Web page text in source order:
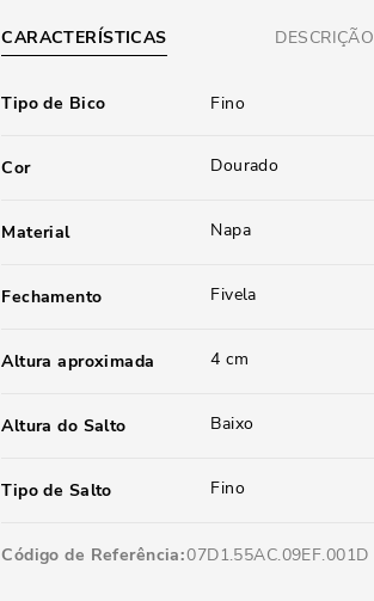
CARACTERÍSTICAS DESCRIÇÃO
Tipo de Bico Fino
Cor Dourado
Material Napa
Fechamento Fivela
Altura aproximada 4 cm
Altura do Salto Baixo
Tipo de Salto Fino
Código de Referência 07D1.55AC.09EF.001D